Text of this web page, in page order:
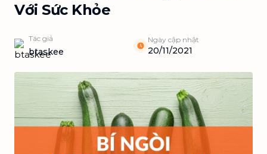
Với Sức Khỏe
Tác giả
btaskee
Ngày cập nhật
20/11/2021